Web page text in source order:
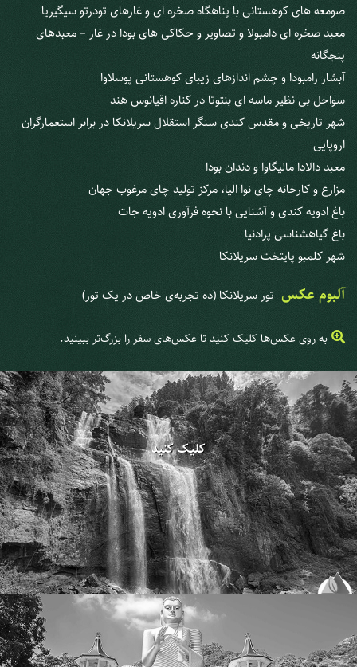
صومعه های کوهستانی با پناهگاه صخره ای و غارهای تودرتو سیگیریا
معبد صخره ای دامبولا و تصاویر و حکاکی های بودا در غار – معبدهای
پنجگانه
آبشار رامبودا و چشم اندازهای زیبای کوهستانی پوسلاوا
سواحل بی نظیر ماسه ای بنتوتا در کناره اقیانوس هند
شهر تاریخی و مقدس کندی سنگر استقلال سریلانکا در برابر استعمارگران
اروپایی
معبد دالادا مالیگاوا و دندان بودا
مزارع و کارخانه چای نوا الیا، مرکز تولید چای مرغوب جهان
باغ ادویه کندی و آشنایی با نحوه فرآوری ادویه جات
باغ گیاهشناسی پرادنیا
شهر کلمبو پایتخت سریلانکا
آلبوم عکس تور سریلانکا (ده تجربه‌ی خاص در یک تور)
به روی عکس‌ها کلیک کنید تا عکس‌های سفر را بزرگ‌تر ببینید.